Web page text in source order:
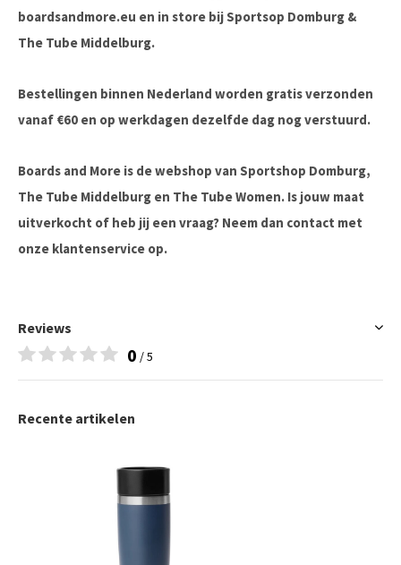
boardsandmore.eu en in store bij Sportsop Domburg &
The Tube Middelburg.
Bestellingen binnen Nederland worden gratis verzonden
vanaf €60 en op werkdagen dezelfde dag nog verstuurd.
Boards and More is de webshop van Sportshop Domburg,
The Tube Middelburg en The Tube Women. Is jouw maat
uitverkocht of heb jij een vraag? Neem dan contact met
onze klantenservice op.
Reviews
0 / 5
Recente artikelen